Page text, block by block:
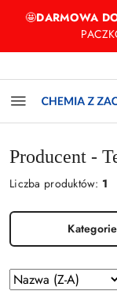
Przejdź do
Przejdź do
Przejdź do
Przejdź do
Przejdź do
🤩DARMOWA
Producent -
Liczba produktów: 1
Kategorie
Zastosowano
sortowanie:
Sortuj
według